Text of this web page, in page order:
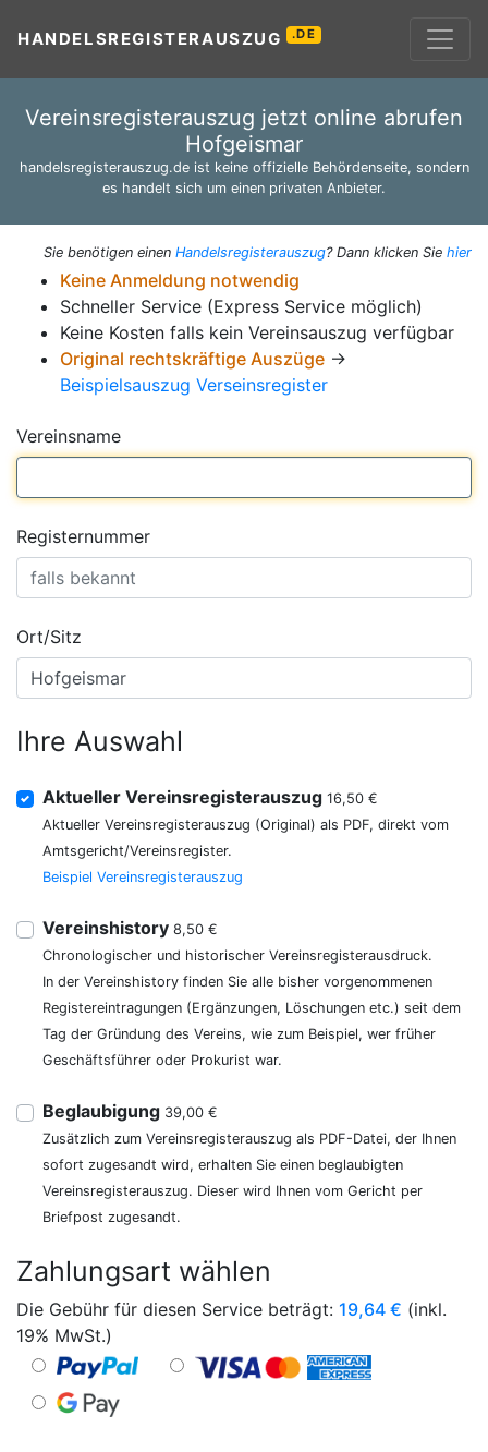
HANDELSREGISTERAUSZUG .DE
Vereinsregisterauszug jetzt online abrufen
Hofgeismar
handelsregisterauszug.de ist keine offizielle Behördenseite, sondern
es handelt sich um einen privaten Anbieter.
Sie benötigen einen Handelsregisterauszug? Dann klicken Sie hier
Keine Anmeldung notwendig
Schneller Service (Express Service möglich)
Keine Kosten falls kein Vereinsauszug verfügbar
Original rechtskräftige Auszüge →
Beispielsauszug Verseinsregister
Vereinsname
Registernummer
Ort/Sitz
Ihre Auswahl
Aktueller Vereinsregisterauszug 16,50 €
Aktueller Vereinsregisterauszug (Original) als PDF, direkt vom
Amtsgericht/Vereinsregister.
Beispiel Vereinsregisterauszug
Vereinshistory 8,50 €
Chronologischer und historischer Vereinsregisterausdruck.
In der Vereinshistory finden Sie alle bisher vorgenommenen
Registereintragungen (Ergänzungen, Löschungen etc.) seit dem
Tag der Gründung des Vereins, wie zum Beispiel, wer früher
Geschäftsführer oder Prokurist war.
Beglaubigung 39,00 €
Zusätzlich zum Vereinsregisterauszug als PDF-Datei, der Ihnen
sofort zugesandt wird, erhalten Sie einen beglaubigten
Vereinsregisterauszug. Dieser wird Ihnen vom Gericht per
Briefpost zugesandt.
Zahlungsart wählen
Die Gebühr für diesen Service beträgt: 19,64 € (inkl.
19% MwSt.)